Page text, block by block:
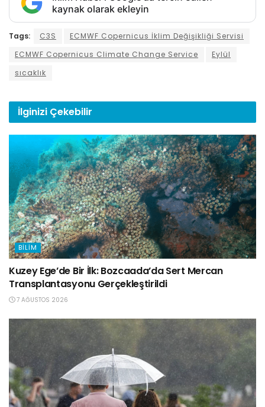
kaynak olarak ekleyin
Tags: C3S
ECMWF Copernicus İklim Değişikliği Servisi
ECMWF Copernicus Climate Change Service
Eylül
sıcaklık
İlginizi Çekebilir
BILIM
Kuzey Ege’de Bir İlk: Bozcaada’da Sert Mercan
Transplantasyonu Gerçekleştirildi
7 AĞUSTOS 2026